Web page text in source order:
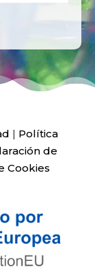
| Política
de
Cookies